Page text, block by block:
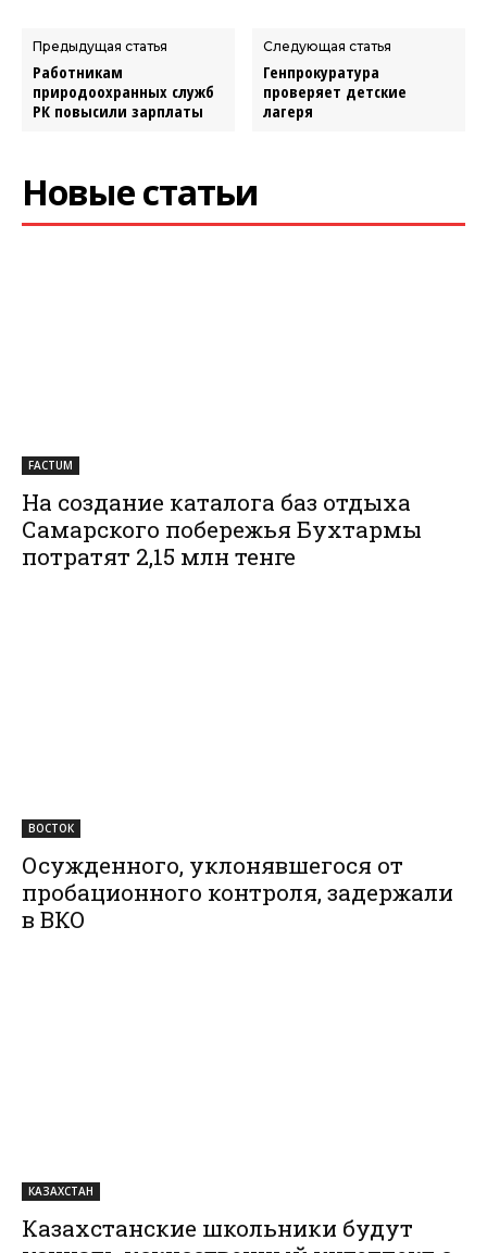
Предыдущая статья
Работникам
природоохранных служб
РК повысили зарплаты
Следующая статья
Генпрокуратура
проверяет детские
лагеря
Новые статьи
FACTUM
На создание каталога баз отдыха
Самарского побережья Бухтармы
потратят 2,15 млн тенге
ВОСТОК
Осужденного, уклонявшегося от
пробационного контроля, задержали
в ВКО
КАЗАХСТАН
Казахстанские школьники будут